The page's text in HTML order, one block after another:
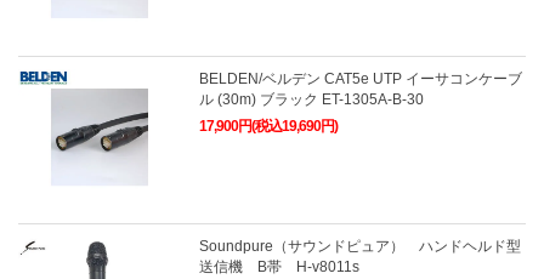
BELDEN/ベルデン CAT5e UTP イーサコンケーブ
ル (30m) ブラック ET-1305A-B-30
17,900円(税込19,690円)
Soundpure（サウンドピュア） ハンドヘルド型
送信機 B帯 H-v8011s